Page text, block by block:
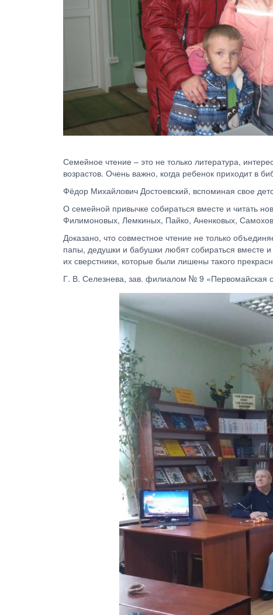
Семейное чтение – это не только литература,
возрастов. Очень важно, когда ребенок приходит в
Фёдор Михайлович Достоевский, вспоминая свое
О семейной привычке собираться вместе и читать
Филимоновых, Лемкиных, Пайко, Аненковых,
Доказано, что совместное чтение не только
папы, дедушки и бабушки любят собираться вместе
их сверстники, которые были лишены такого
Г. В. Селезнева, зав. филиалом № 9 «Первомайская